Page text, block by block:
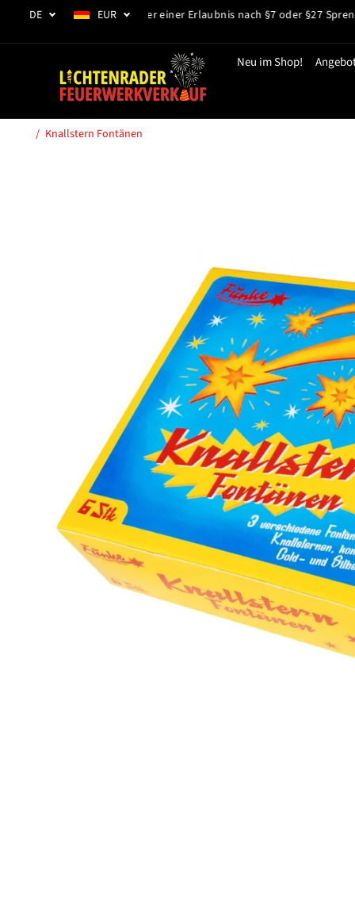
ZUM INHALT
SPRINGEN
DE EUR
Gewerbeschein oder einer Erlaubnis nach §7 oder §27
Neu im Shop!
Knallstern Fontänen